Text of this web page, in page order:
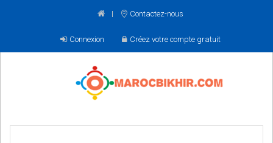
Contactez-nous
Connexion Créez votre compte gratuit